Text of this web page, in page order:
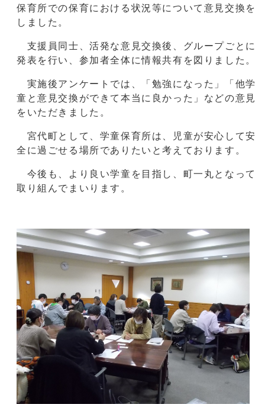
保育所での保育における状況等について意見交換を
しました。
支援員同士、活発な意見交換後、グループごとに
発表を行い、参加者全体に情報共有を図りました。
実施後アンケートでは、「勉強になった」「他学
童と意見交換ができて本当に良かった」などの意見
をいただきました。
宮代町として、学童保育所は、児童が安心して安
全に過ごせる場所でありたいと考えております。
今後も、より良い学童を目指し、町一丸となって
取り組んでまいります。